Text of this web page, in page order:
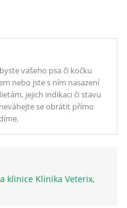
vašeho psa či kočku
nebo jste s ním nasazení
jejich indikaci či stavu
se obrátit přímo
klinice Klinika Veterix,